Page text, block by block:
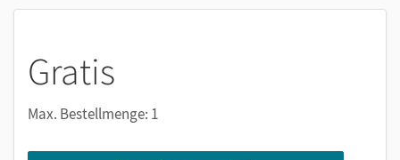
Alle Lerninhalte interaktiv und digital üben:
Inhalte des gedruckten Arbeitshefts sind 1:1
umgesetzt, alle Lerninhalte sind zuverlässig
abgedeckt.
Gratis
Max. Bestellmenge: 1